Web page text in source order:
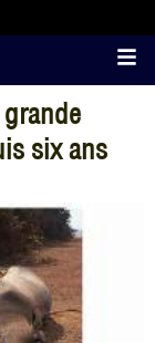
six ans